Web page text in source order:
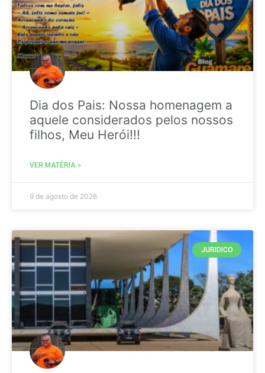
Dia dos Pais: Nossa homenagem a
aquele considerados pelos nossos
filhos, Meu Herói!!!
VER MATÉRIA »
9 de agosto de 2026
JURIDICO